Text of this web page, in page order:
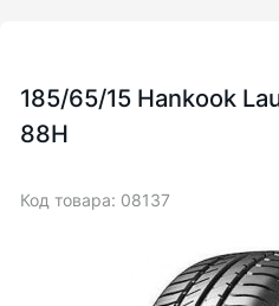
185/65/15 Hankook
88H
Код товара: 08137